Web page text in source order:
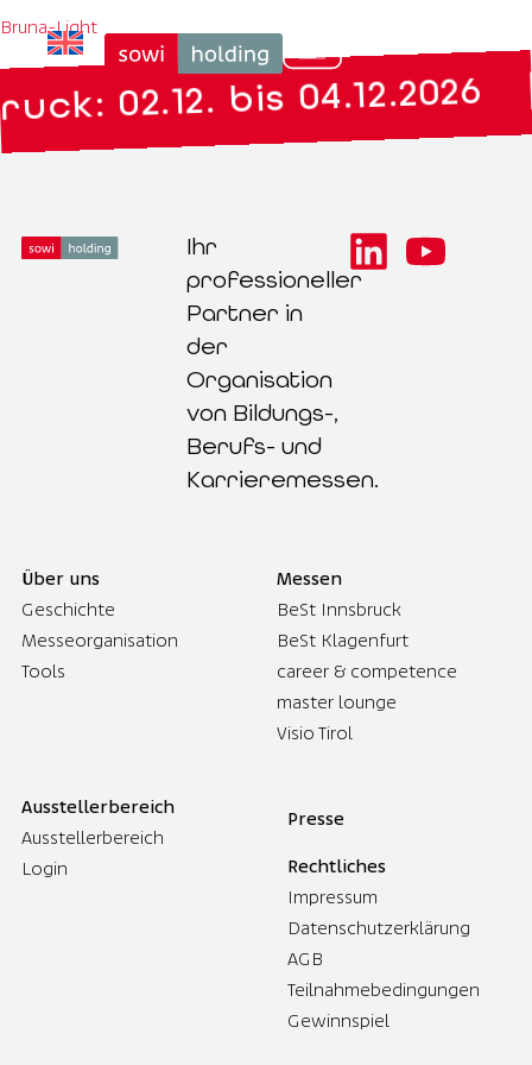
Bruna-Light
02.12. bis 04.12.2026
Ihr
professioneller
Partner in
der
Organisation
von Bildungs-,
Berufs- und
Karrieremessen.
Über uns
Geschichte
Messeorganisation
Tools
Messen
BeSt Innsbruck
BeSt Klagenfurt
career & competence
master lounge
Visio Tirol
Ausstellerbereich
Ausstellerbereich
Login
Presse
Rechtliches
Impressum
Datenschutzerklärung
AGB
Teilnahmebedingungen
Gewinnspiel